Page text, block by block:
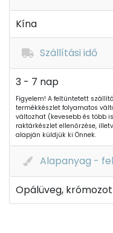
Kína
Szállítási idő
3 - 7 nap
Figyelem! A feltüntetett
termékkészlet folyamatos
változhat (kevesebb és több
raktárkészlet ellenőrzése,
alapján küldjük ki Önnek.
Alapanyag -
Opálüveg,